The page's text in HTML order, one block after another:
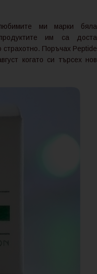
ми марки бяла
им са доста
страхотно. Поръчах Peptide
когато си търсех нов